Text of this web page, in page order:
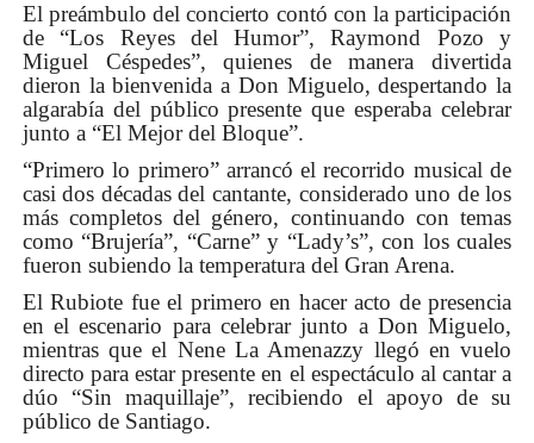
El preámbulo del concierto contó con la participación
de “Los Reyes del Humor”, Raymond Pozo y
Miguel Céspedes”, quienes de manera divertida
dieron la bienvenida a Don Miguelo, despertando la
algarabía del público presente que esperaba celebrar
junto a “El Mejor del Bloque”.
“Primero lo primero” arrancó el recorrido musical de
casi dos décadas del cantante, considerado uno de los
más completos del género, continuando con temas
como “Brujería”, “Carne” y “Lady’s”, con los cuales
fueron subiendo la temperatura del Gran Arena.
El Rubiote fue el primero en hacer acto de presencia
en el escenario para celebrar junto a Don Miguelo,
mientras que el Nene La Amenazzy llegó en vuelo
directo para estar presente en el espectáculo al cantar a
dúo “Sin maquillaje”, recibiendo el apoyo de su
público de Santiago.